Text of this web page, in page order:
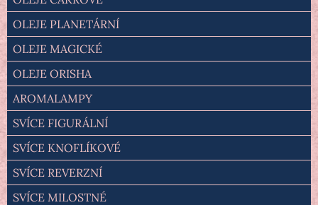
OLEJE PLANETÁRNÍ
OLEJE MAGICKÉ
OLEJE ORISHA
AROMALAMPY
SVÍCE FIGURÁLNÍ
SVÍCE KNOFLÍKOVÉ
SVÍCE REVERZNÍ
SVÍCE MILOSTNÉ